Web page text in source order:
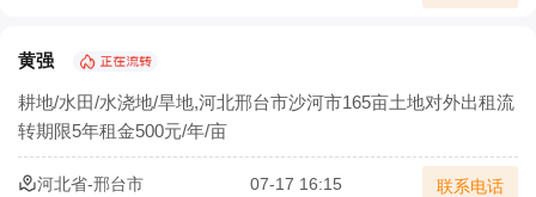
黄强
耕地/水田/水浇地/旱地,河北邢台市沙河市165亩土地对外出租流
转期限5年租金500元/年/亩
河北省-邢台市 07-17 16:15 联系电话